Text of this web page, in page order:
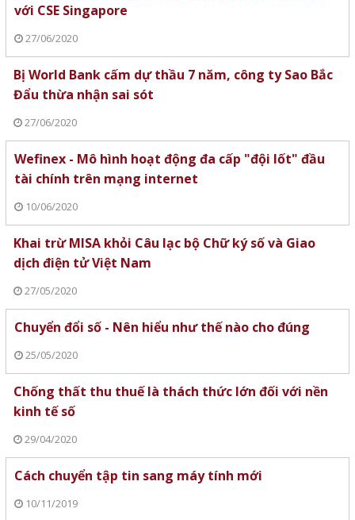
với CSE Singapore
27/06/2020
Bị World Bank cấm dự thầu 7 năm, công ty Sao Bắc
Đẩu thừa nhận sai sót
27/06/2020
Wefinex - Mô hình hoạt động đa cấp "đội lốt" đầu
tài chính trên mạng internet
10/06/2020
Khai trừ MISA khỏi Câu lạc bộ Chữ ký số và Giao
dịch điện tử Việt Nam
27/05/2020
Chuyển đổi số - Nên hiểu như thế nào cho đúng
25/05/2020
Chống thất thu thuế là thách thức lớn đối với nền
kinh tế số
29/04/2020
Cách chuyển tập tin sang máy tính mới
10/11/2019